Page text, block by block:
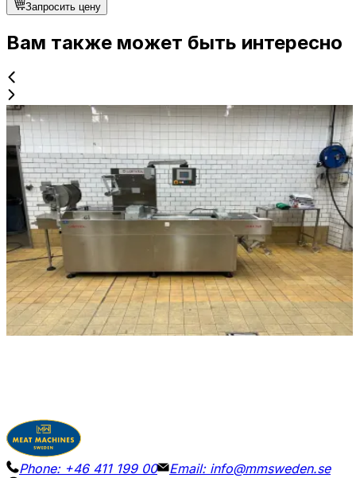
Запросить цену
Вам также может быть интересно
Б/у
COLIMATIC THERA
ID NR2902
345 x 100 cm H 190 cm
Глубоко вытяжная машина Colimatic Thera 250 в
новом состоянии! Год выпуска 2011, встроенный
вакуумный насос Busch 63 cc. Круглые инструменты
диаметром 110 мм. Ширина фольги 422 мм, отвод/
отход 170 мм. Размеры 345 x 100 см, высота 190 см.
Детали
Запросить цену
Phone: +46 411 199 00 Email: info@mmsweden.se